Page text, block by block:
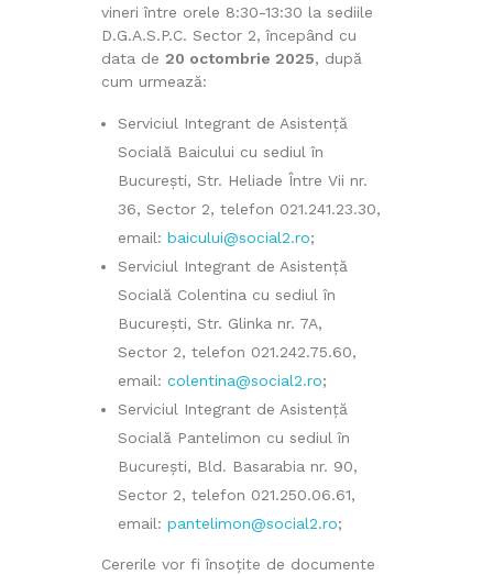
vineri între orele 8:30-13:30 la sediile
D.G.A.S.P.C. Sector 2, începând cu
data de 20 octombrie 2025, după
cum urmează:
Serviciul Integrant de Asistență
Socială Baicului cu sediul în
București, Str. Heliade Între Vii nr.
36, Sector 2, telefon 021.241.23.30,
email:baicului@social2.ro;
Serviciul Integrant de Asistență
Socială Colentina cu sediul în
București, Str. Glinka nr. 7A,
Sector 2, telefon 021.242.75.60,
email:colentina@social2.ro;
Serviciul Integrant de Asistență
Socială Pantelimon cu sediul în
București, Bld. Basarabia nr. 90,
Sector 2, telefon 021.250.06.61,
email:pantelimon@social2.ro;
Cererile vor fi însoțite de documente